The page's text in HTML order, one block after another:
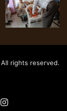
rights reserved.
Instagram